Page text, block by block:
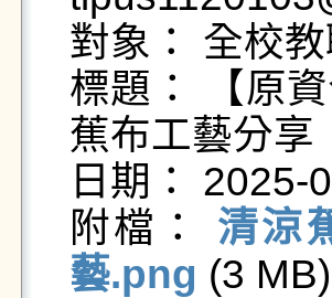
對象： 全校
標題： 【原
蕉布工藝分享
日期： 2025-
附檔： 清涼
藝.png (3